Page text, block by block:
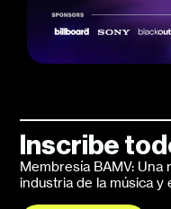
Inscribe
Membresía BAMV: Una
industria de la música y